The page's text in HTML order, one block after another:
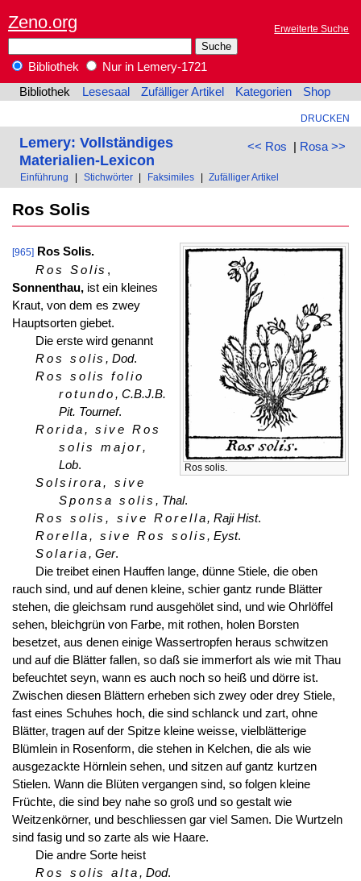
Zeno.org Erweiterte Suche
Bibliothek
Nur in Lemery-1721
Bibliothek
Lesesaal Zufälliger Artikel Kategorien Shop
DRUCKEN
<< Ros | Rosa >>
Lemery: Vollständiges
Materialien-Lexicon
Einführung Stichwörter Faksimiles Zufälliger Artikel
Ros Solis
Ros solis.
[965]
Ros Solis.
Ros Solis ,
Sonnenthau,ist ein kleines
Kraut, von dem es zwey
Hauptsorten giebet.
Die erste wird genannt
Ros solis, Dod.
Ros solis folio
rotundo, C.B.J.B.
Pit. Tournef.
Rorida, sive Ros
solis major,
Lob.
Solsirora, sive
Sponsa solis , Thal.
Ros solis, sive Rorella, Raji Hist.
Rorella, sive Ros solis, Eyst.
Solaria, Ger.
Die treibet einen Hauffen lange, dünne Stiele, die oben
rauch sind, und auf denen kleine, schier gantz runde Blätter
stehen, die gleichsam rund ausgehölet sind, und wie Ohrlöffel
sehen, bleichgrün von Farbe, mit rothen, holen Borsten
besetzet, aus denen einige Wassertropfen heraus schwitzen
und auf die Blätter fallen, so daß sie immerfort als wie mit Thau
befeuchtet seyn, wann es auch noch so heiß und dörre ist.
Zwischen diesen Blättern erheben sich zwey oder drey Stiele,
fast eines Schuhes hoch, die sind schlanck und zart, ohne
Blätter, tragen auf der Spitze kleine weisse, vielblätterige
Blümlein in Rosenform, die stehen in Kelchen, die als wie
ausgezackte Hörnlein sehen, und sitzen auf gantz kurtzen
Stielen. Wann die Blüten vergangen sind, so folgen kleine
Früchte, die sind bey nahe so groß und so gestalt wie
Weitzenkörner, und beschliessen gar viel Samen. Die Wurtzeln
sind fasig und so zarte als wie Haare.
Die andre Sorte heist
Ros solis alta, Dod.